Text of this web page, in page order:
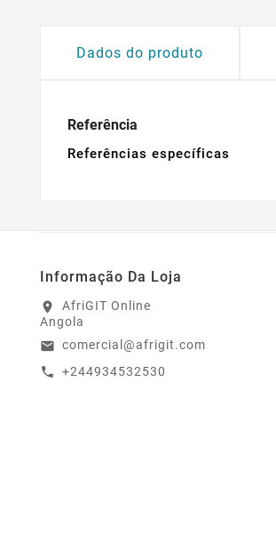
Dados do produto
Referência
Referências específicas
Informação Da Loja
location_on
AfriGIT Online
Angola
email comercial@afrigit.com
call +244934532530